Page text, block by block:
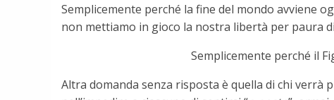
Semplicemente perché la fine del mondo avviene
non mettiamo in gioco la nostra libertà per paura
Semplicemente perché il
Altra domanda senza risposta è quella di chi verrà